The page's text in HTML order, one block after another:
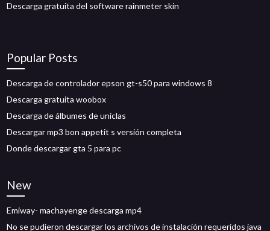
Descarga gratuita del software rainmeter skin
Popular Posts
Descarga de controlador epson gt-s50 para windows 8
Descarga gratuita woobox
Descarga de álbumes de uniclas
Descargar mp3 bon appetit s versión completa
Donde descargar gta 5 para pc
New
Emiway- machayenge descarga mp4
No se pudieron descargar los archivos de instalación requeridos java